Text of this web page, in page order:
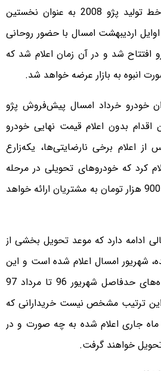
این محصول بوده است، خط تولید پژو 2008 به عنوان نخستین
اردیبهشت امسال با حضور روحانی
افتتاح شد و در آن زمان اعلام شد که
انبوه به بازار عرضه خواهد شد.
خودرو خرداد امسال پیش‌فروش پژو
این اقدام بدون اعلام قیمت نهایی خودرو
اعلام برخی نارضایتی‌ها، یکه‌زارع
کرد که خودروهای تحویلی در مرحله
اول با قیمت 98 میلیون و 900 هزار تومان به مشتریان ارائه خواهد
پژو 2008 در حالی ادامه دارد که موعد تحویل بخشی از
شهریور امسال اعلام شده است و این
موعد تحویل برای تمام ماه‌های حدفاصل شهریور 96 تا مرداد 97
ترتیب مشخص نیست خریدارانی که
جاری اعلام شده به چه صورت و در
خواهند گرفت.